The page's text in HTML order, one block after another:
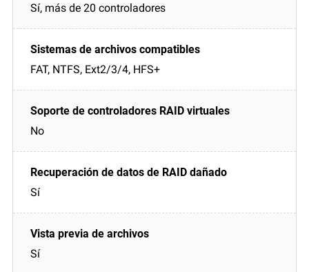
Sí, más de 20 controladores
FAT, NTFS, Ext2/3/4, HFS+
No
Sí
Sí